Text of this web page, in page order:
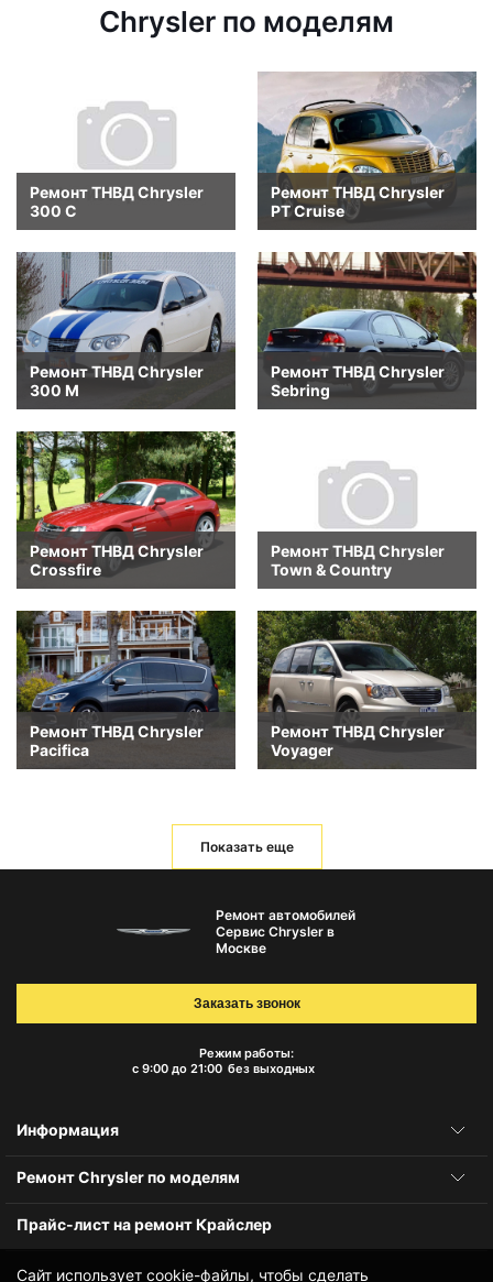
Chrysler по моделям
Ремонт ТНВД Chrysler
300 C
Ремонт ТНВД Chrysler
PT Cruise
Ремонт ТНВД Chrysler
300 M
Ремонт ТНВД Chrysler
Sebring
Ремонт ТНВД Chrysler
Crossfire
Ремонт ТНВД Chrysler
Town & Country
Ремонт ТНВД Chrysler
Pacifica
Ремонт ТНВД Chrysler
Voyager
Показать еще
Сайт использует cookie-файлы, чтобы сделать
Ремонт автомобилей
Сервис Chrysler в
Москве
Режим работы:
с 9:00 до 21:00 без выходных
Заказать звонок
Информация
Ремонт Chrysler по моделям
Прайс-лист на ремонт Крайслер